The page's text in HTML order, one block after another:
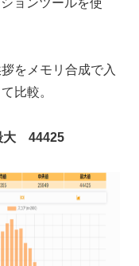
をメモリ合成で入
比較。
44425